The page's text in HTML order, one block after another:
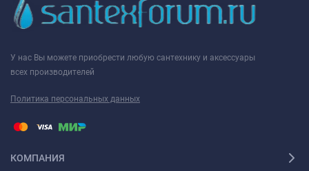
У нас Вы можете приобрести любую сантехнику и аксессуары
всех производителей
Политика персональных данных
КОМПАНИЯ